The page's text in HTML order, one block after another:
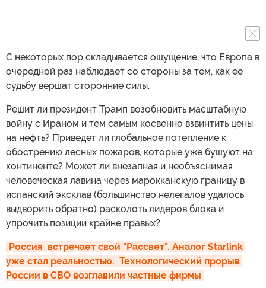
С некоторых пор складывается ощущение, что Европа в
очередной раз наблюдает со стороны за тем, как ее
судьбу вершат сторонние силы.
Решит ли президент Трамп возобновить масштабную
войну с Ираном и тем самым косвенно взвинтить цены
на нефть? Приведет ли глобальное потепление к
обострению лесных пожаров, которые уже бушуют на
континенте? Может ли внезапная и необъяснимая
человеческая лавина через марокканскую границу в
испанский эксклав (большинство нелегалов удалось
выдворить обратно) расколоть лидеров блока и
упрочить позиции крайне правых?
Россия  встречает свой "Рассвет". Аналог Starlink
уже стал реальностью.  Технологический прорыв
России в СВО возглавили частные фирмы